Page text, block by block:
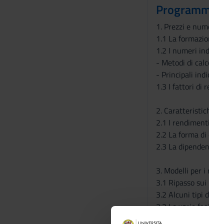
1. Prezzi e
1.1 La
1.2 I numeri
- Metodi di
- Principali
1.3 I fattori di
2.
2.1 I
2.2 La forma
2.3 La
3. Modelli per
3.1 Ripasso
3.2 Alcuni tipi
3.3 Le varie